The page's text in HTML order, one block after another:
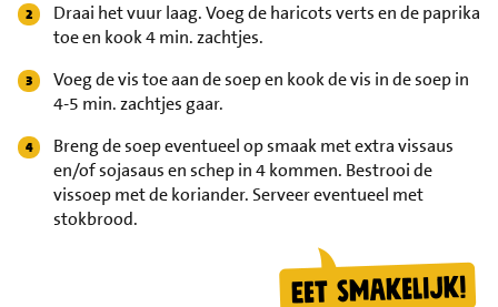
Draai het vuur laag. Voeg de haricots verts en de paprika
toe en kook 4 min. zachtjes.
Voeg de vis toe aan de soep en kook de vis in de soep in
4-5 min. zachtjes gaar.
Breng de soep eventueel op smaak met extra vissaus
en/of sojasaus en schep in 4 kommen. Bestrooi de
vissoep met de koriander. Serveer eventueel met
stokbrood.